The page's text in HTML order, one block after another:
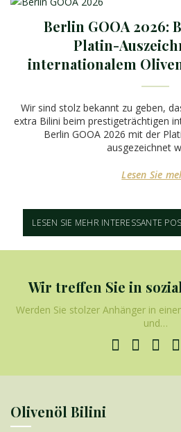
Berlin GOOA 2026:
Platin-
internationalem
Wir sind stolz bekannt zu geben,
extra Bilini beim prestigeträchtigen
Berlin GOOA 2026 mit der
ausgezeichnet
Lesen Sie
LESEN SIE MEHR INTERESSANTE
Wir treffen Sie in
Werden Sie stolzer Anhänger in
und…
Olivenöl Bilini